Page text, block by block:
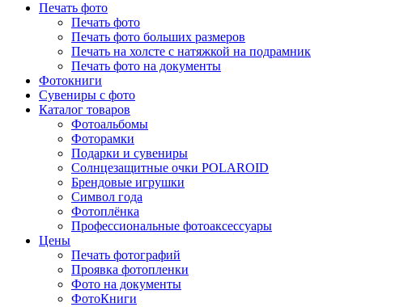
Печать фото
Печать фото
Печать фото больших размеров
Печать на холсте с натяжкой на подрамник
Печать фото на документы
Фотокниги
Сувениры с фото
Каталог товаров
Фотоальбомы
Фоторамки
Подарки и сувениры
Солнцезащитные очки POLAROID
Брендовые игрушки
Символ года
Фотоплёнка
Профессиональные фотоаксессуары
Цены
Печать фотографий
Проявка фотопленки
Фото на документы
ФотоКниги